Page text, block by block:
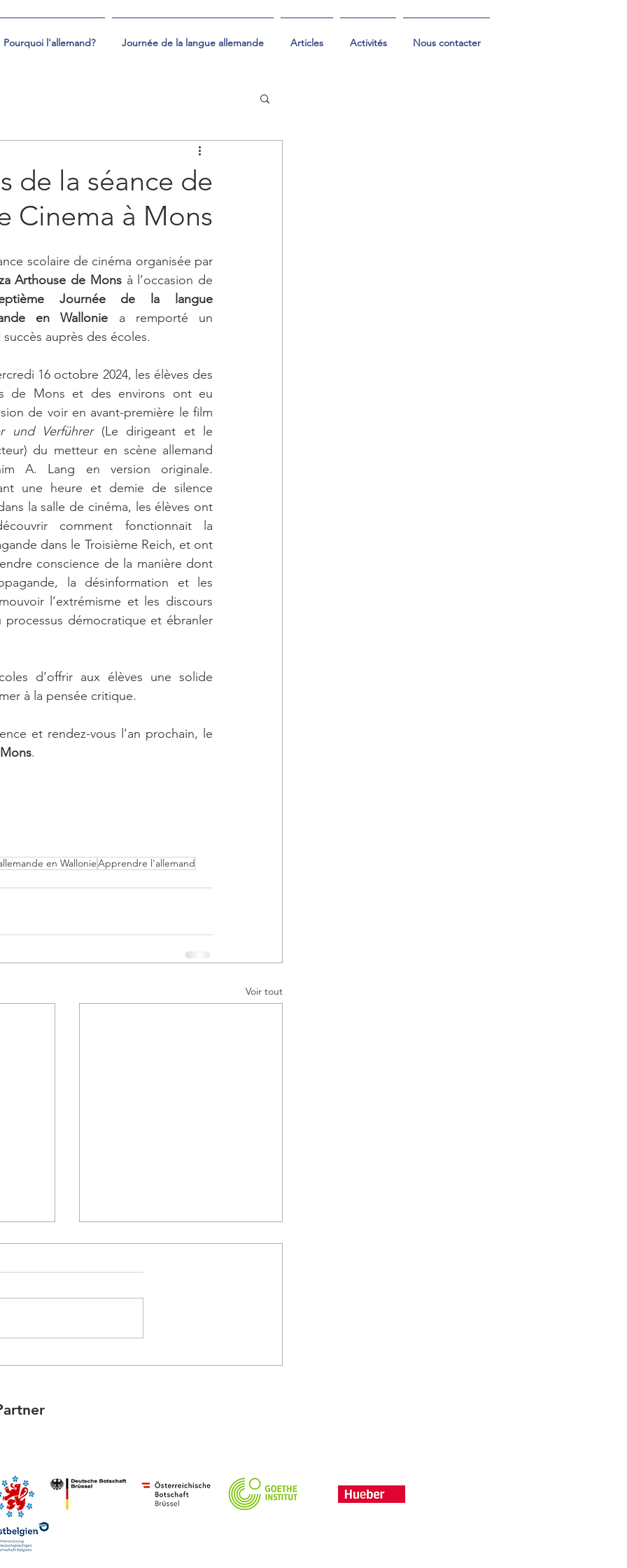
Pourquoi l'allemand? Journée de la langue allemande Articles Activités Nous contacter
de la séance de
Cinema à Mons
scolaire de cinéma organisée par
Arthouse de Mons à l’occasion de
Journée de la langue
en Wallonie a remporté un
succès auprès des écoles.
16 octobre 2024, les élèves des
de Mons et des environs ont eu
und Verführer (Le dirigeant et le
du metteur en scène allemand
A. Lang en version originale.
une heure et demie de silence
la salle de cinéma, les élèves ont
comment fonctionnait la
dans le Troisième Reich, et ont
conscience de la manière dont
la désinformation et les
l’extrémisme et les discours
démocratique et ébranler
d’offrir aux élèves une solide
à la pensée critique.
.
en WallonieApprendre l'allemand
Voir tout